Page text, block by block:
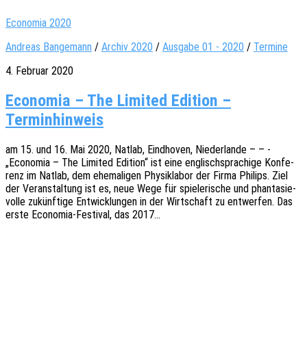
Economia 2020
Andreas Bangemann / Archiv 2020 / Ausgabe 01 - 2020 / Termine
4. Februar 2020
Economia – The Limited Edition –
Terminhinweis
am 15. und 16. Mai 2020, Natlab, Eind­ho­ven, Nieder­lan­de – – -
„Econo­mia – The Limi­t­ed Editi­on“ ist eine englisch­spra­chi­ge Konfe­
renz im Natlab, dem ehema­li­gen Physik­la­bor der Firma Phil­ips. Ziel
der Veran­stal­tung ist es, neue Wege für spie­le­ri­sche und phan­ta­sie­
vol­le zukünf­ti­ge Entwick­lun­gen in der Wirt­schaft zu entwer­fen. Das
erste Econo­­­mia-Festi­­val, das 2017…